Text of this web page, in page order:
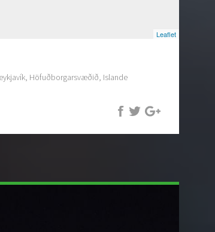
Leaflet
Höfuðborgarsvæðið, Islande